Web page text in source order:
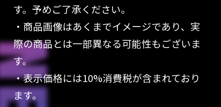
す。予めご了承ください。
・商品画像はあくまでイメージであり、実
際の商品とは一部異なる可能性もございま
す。
・表示価格には10%消費税が含まれており
ます。